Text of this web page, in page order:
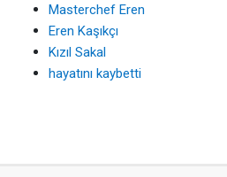
Masterchef Eren
Eren Kaşıkçı
Kızıl Sakal
hayatını kaybetti